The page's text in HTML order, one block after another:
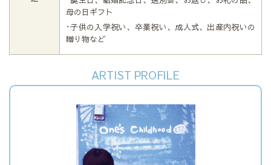
母の日ギフト
･子供の入学祝い、卒業祝い、成人式、出産内祝いの
贈り物など
ARTIST PROFILE